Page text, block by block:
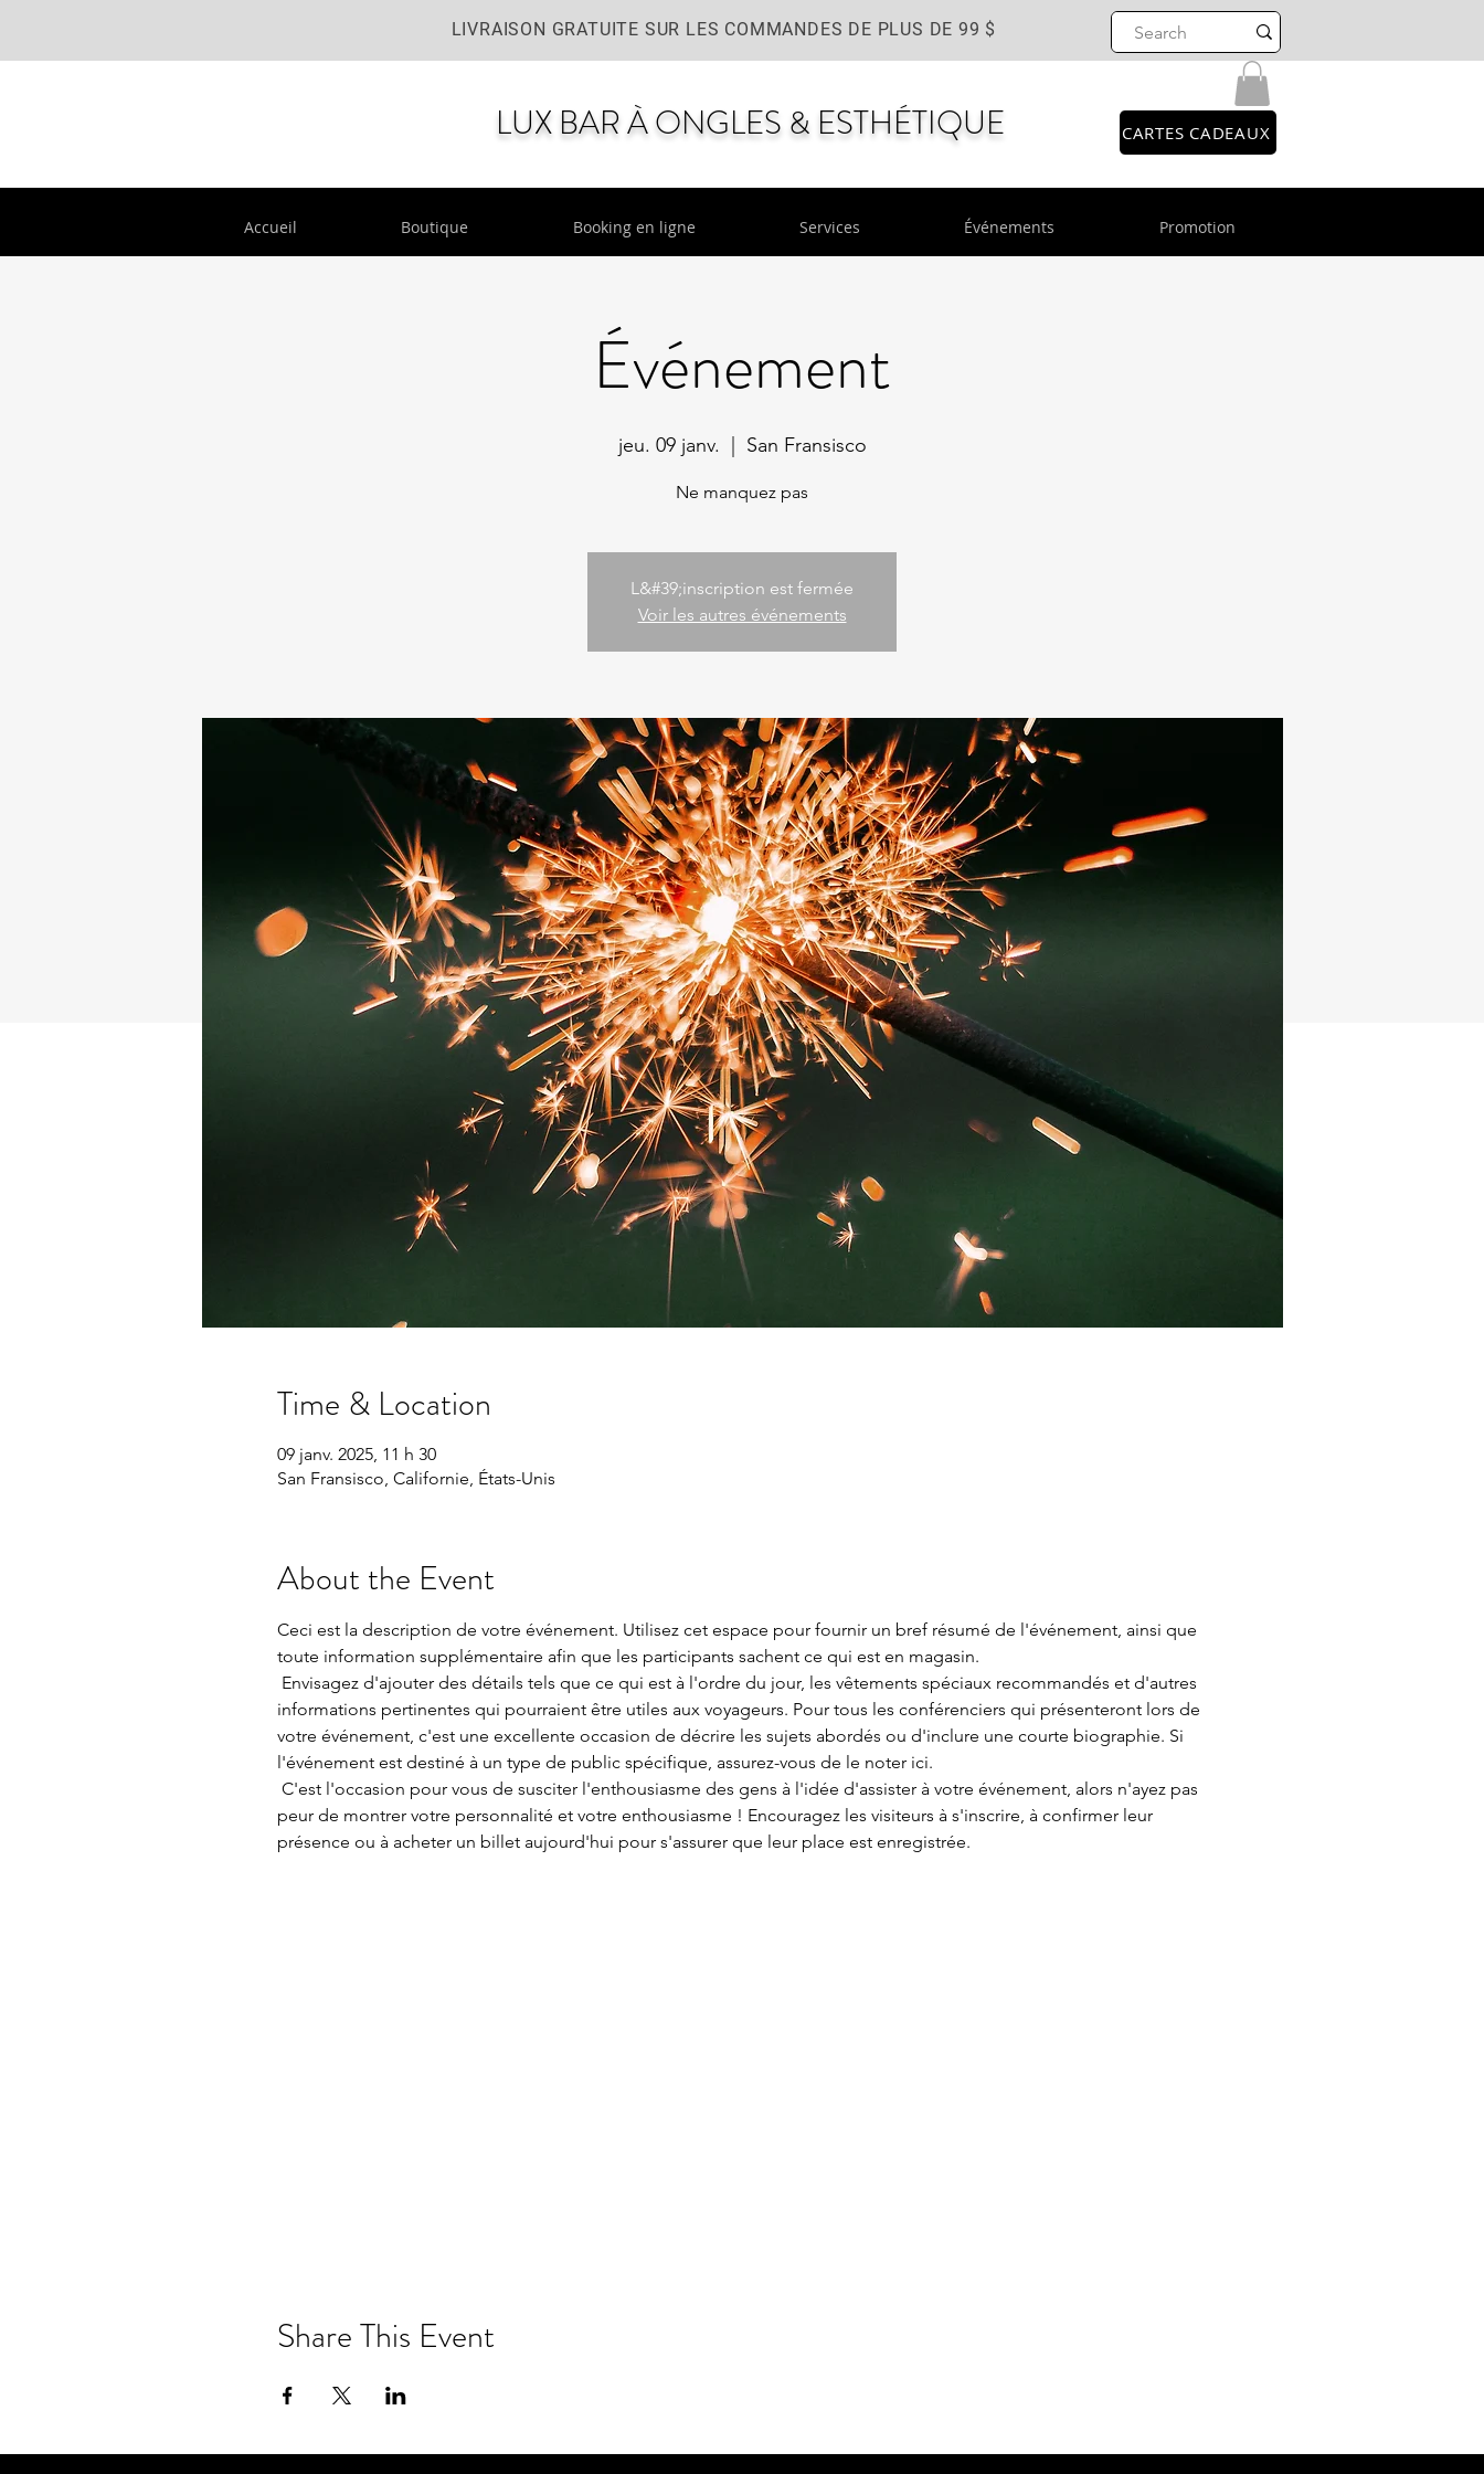
LIVRAISON GRATUITE SUR LES COMMANDES DE PLUS DE 99 $
LUX BAR À ONGLES & ESTHÉTIQUE CARTES CADEAUX
Accueil Boutique Booking en ligne Services Événements Promotion
Événement
jeu. 09 janv.
  |
San Fransisco
Ne manquez pas
L&#39;inscription est fermée
Voir les autres événements
Time & Location
09 janv. 2025, 11 h 30
San Fransisco, Californie, États-Unis
About the Event
Ceci est la description de votre événement. Utilisez cet espace pour fournir un bref résumé de l'événement, ainsi que
toute information supplémentaire afin que les participants sachent ce qui est en magasin.
informations pertinentes qui pourraient être utiles aux voyageurs. Pour tous les conférenciers qui présenteront lors de
votre événement, c'est une excellente occasion de décrire les sujets abordés ou d'inclure une courte biographie. Si
l'événement est destiné à un type de public spécifique, assurez-vous de le noter ici.
peur de montrer votre personnalité et votre enthousiasme ! Encouragez les visiteurs à s'inscrire, à confirmer leur
présence ou à acheter un billet aujourd'hui pour s'assurer que leur place est enregistrée.
Share This Event